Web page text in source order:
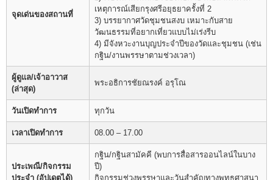
จุดเด่นของสถานที่
เหตุการณ์เสียกรุงศรีอยุธยาครั้งที่ 2
3) บรรยากาศวัดชุมชนสงบ เหมาะกับสาย
วัฒนธรรมที่อยากเที่ยวแบบไม่เร่งรีบ
4) มีจังหวะงานบุญประจำปีของวัดและชุมชน (เช่น
กฐิน/งานพรรษาตามช่วงเวลา)
ผู้ดูแล/เจ้าอาวาส
(ล่าสุด)
พระอธิการชัยณรงค์ อรุโณ
วันเปิดทำการ ทุกวัน
เวลาเปิดทำการ 08.00 – 17.00
ประเพณี/กิจกรรม
ประจำ (อัปเดตได้)
กฐิน/กฐินสามัคคี (พบการสื่อสารออนไลน์ในบาง
ปี)
กิจกรรมช่วงพรรษาและวันสำคัญทางพุทธศาสนา